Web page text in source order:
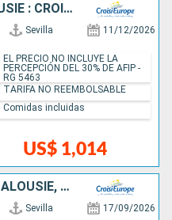
L'ÂME DE NOËL EN ANDALOUSIE : CROISIÈRE AU COEUR DE LA NATIVITÉ, AU RYTHME DES TRADITIONS DE NOËL ESPAGNOLES ET DES MARCHÉS FESTIFS
Sevilla 11/12/2026
US$ 1,014
EL PRECIO NO INCLUYE LA
PERCEPCIÓN DEL 30% DE AFIP -
RG 5463
TARIFA NO REEMBOLSABLE
Comidas incluidas
SÉVILLE, BERCEAU DE L'ANDALOUSIE, HUELVA, SUR LES PAS DE CHRISTOPHE COLOMB ET LE CHARME TYPIQUE DE CADIX
Sevilla 17/09/2026